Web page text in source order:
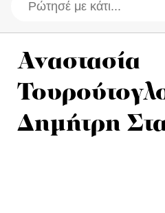
Αναστασία
Δημήτρη